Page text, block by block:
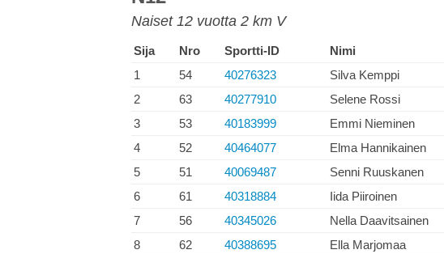
Naiset 12 vuotta 2 km V
Sija Nro Sportti-ID Nimi
1
54 40276323 Silva Kemppi
2
63 40277910 Selene Rossi
3
53 40183999 Emmi Nieminen
4
52 40464077 Elma Hannikainen
5
51 40069487 Senni Ruuskanen
6
61 40318884 Iida Piiroinen
7
56 40345026 Nella Daavitsainen
8
62 40388695 Ella Marjomaa